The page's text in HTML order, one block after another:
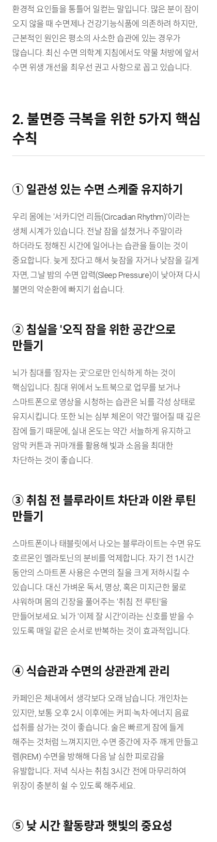
환경적 요인들을 통틀어 일컫는 말입니다. 많은 분이 잠이
오지 않을 때 수면제나 건강기능식품에 의존하려 하지만,
근본적인 원인은 평소의 사소한 습관에 있는 경우가
많습니다. 최신 수면 의학계 지침에서도 약물 처방에 앞서
수면 위생 개선을 최우선 권고 사항으로 꼽고 있습니다.
2. 불면증 극복을 위한 5가지 핵심
수칙
① 일관성 있는 수면 스케줄 유지하기
우리 몸에는 '서카디언 리듬(Circadian Rhythm)'이라는
생체 시계가 있습니다. 전날 잠을 설쳤거나 주말이라
하더라도 정해진 시간에 일어나는 습관을 들이는 것이
중요합니다. 늦게 잤다고 해서 늦잠을 자거나 낮잠을 길게
자면, 그날 밤의 수면 압력(Sleep Pressure)이 낮아져 다시
불면의 악순환에 빠지기 쉽습니다.
② 침실을 '오직 잠을 위한 공간'으로
만들기
뇌가 침대를 '잠자는 곳'으로만 인식하게 하는 것이
핵심입니다. 침대 위에서 노트북으로 업무를 보거나
스마트폰으로 영상을 시청하는 습관은 뇌를 각성 상태로
유지시킵니다. 또한 뇌는 심부 체온이 약간 떨어질 때 깊은
잠에 들기 때문에, 실내 온도는 약간 서늘하게 유지하고
암막 커튼과 귀마개를 활용해 빛과 소음을 최대한
차단하는 것이 좋습니다.
③ 취침 전 블루라이트 차단과 이완 루틴
만들기
스마트폰이나 태블릿에서 나오는 블루라이트는 수면 유도
호르몬인 멜라토닌의 분비를 억제합니다. 자기 전 1시간
동안의 스마트폰 사용은 수면의 질을 크게 저하시킬 수
있습니다. 대신 가벼운 독서, 명상, 혹은 미지근한 물로
샤워하며 몸의 긴장을 풀어주는 '취침 전 루틴'을
만들어보세요. 뇌가 '이제 잘 시간'이라는 신호를 받을 수
있도록 매일 같은 순서로 반복하는 것이 효과적입니다.
④ 식습관과 수면의 상관관계 관리
카페인은 체내에서 생각보다 오래 남습니다. 개인차는
있지만, 보통 오후 2시 이후에는 커피·녹차·에너지 음료
섭취를 삼가는 것이 좋습니다. 술은 빠르게 잠에 들게
해주는 것처럼 느껴지지만, 수면 중간에 자주 깨게 만들고
렘(REM) 수면을 방해해 다음 날 심한 피로감을
유발합니다. 저녁 식사는 취침 3시간 전에 마무리하여
위장이 충분히 쉴 수 있도록 해주세요.
⑤ 낮 시간 활동량과 햇빛의 중요성